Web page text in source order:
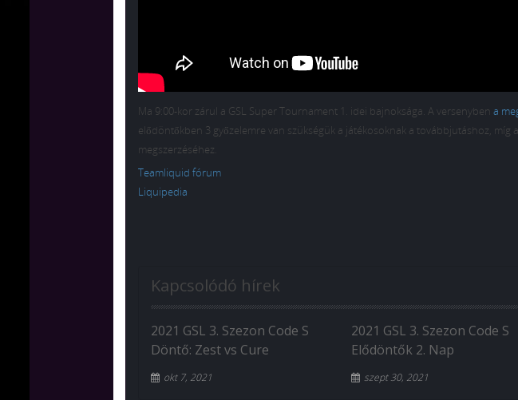
Ma 9:00-kor zárul a GSL Super Tournament 1. idei bajnoksága. A versenyben a
elődöntőkben 3 győzelemre van szükségük a játékosoknak a továbbjutáshoz, míg
megszerzéséhez.
Teamliquid fórum
Liquipedia
Kapcsolódó hírek
2021 GSL 3. Szezon Code S
Döntő: Zest vs Cure
okt 7, 2021
2021 GSL 3. Szezon Code S
Elődöntők 2. Nap
szept 30, 2021